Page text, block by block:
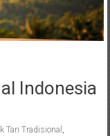
Indonesia
Tari Tradisional